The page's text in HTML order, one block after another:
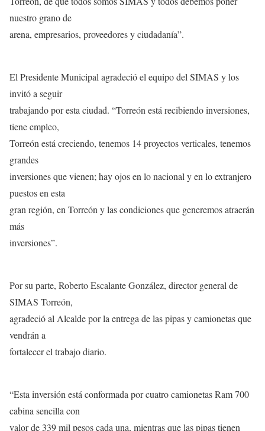
nuestro grano de
arena, empresarios, proveedores y ciudadanía”.
El Presidente Municipal agradeció el equipo del SIMAS y los
invitó a seguir
trabajando por esta ciudad. “Torreón está recibiendo inversiones,
tiene empleo,
Torreón está creciendo, tenemos 14 proyectos verticales, tenemos
grandes
inversiones que vienen; hay ojos en lo nacional y en lo extranjero
puestos en esta
gran región, en Torreón y las condiciones que generemos atraerán
más
inversiones”.
Por su parte, Roberto Escalante González, director general de
SIMAS Torreón,
agradeció al Alcalde por la entrega de las pipas y camionetas que
vendrán a
fortalecer el trabajo diario.
“Esta inversión está conformada por cuatro camionetas Ram 700
cabina sencilla con
valor de 339 mil pesos cada una, mientras que las pipas tienen